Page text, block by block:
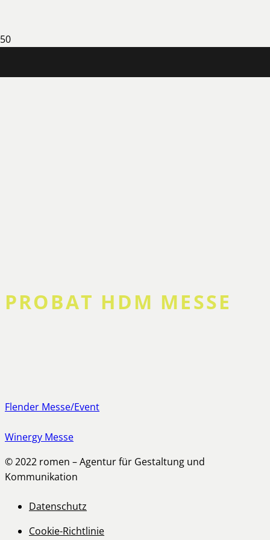
PROBAT HDM MESSE
Flender Messe/Event
Winergy Messe
© 2022 romen – Agentur für Gestaltung und
Kommunikation
Datenschutz
Cookie-Richtlinie